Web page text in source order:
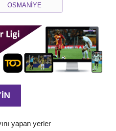
OSMANİYE
yapan yerler